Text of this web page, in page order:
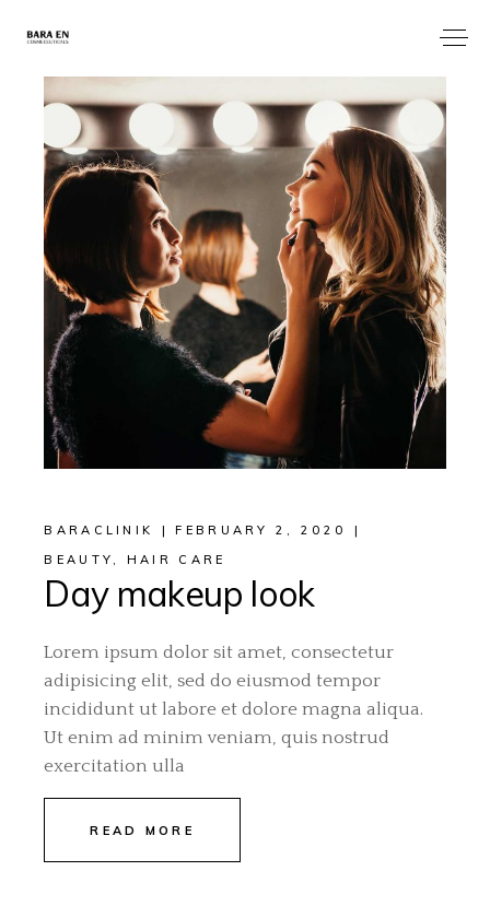
BARACLINIK
FEBRUARY 2, 2020
BEAUTY , HAIR CARE
Day makeup look
Lorem ipsum dolor sit amet, consectetur
adipisicing elit, sed do eiusmod tempor
incididunt ut labore et dolore magna aliqua.
Ut enim ad minim veniam, quis nostrud
exercitation ulla
READ MORE